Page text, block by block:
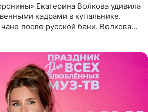
Екатерина Волкова удивила
кадрами в купальнике.
после русской бани. Волкова